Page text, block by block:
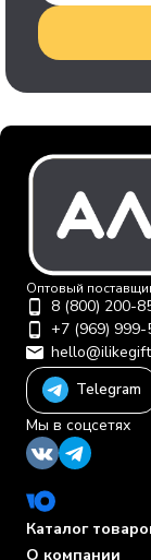
Оптовый
8 (800) 200-
+7 (969)
Telegram
Мы в соцсетях
Каталог
О компании